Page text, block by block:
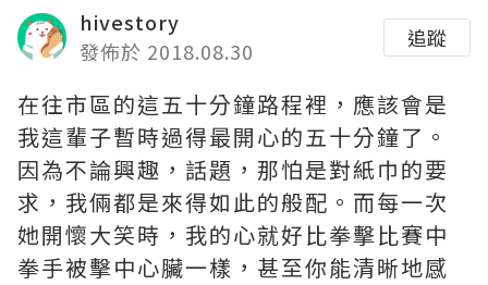
hivestory
發佈於 2018.08.30
追蹤
在往市區的這五十分鐘路程裡，應該會是
我這輩子暫時過得最開心的五十分鐘了。
因為不論興趣，話題，那怕是對紙巾的要
求，我倆都是來得如此的般配。而每一次
她開懷大笑時，我的心就好比拳擊比賽中
拳手被擊中心臟一樣，甚至你能清晰地感